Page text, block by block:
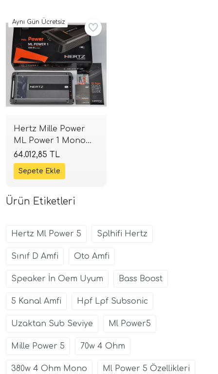
Hertz Mille Power
ML Power 1 Mono
Amfi | 1000W RMS
Class-D | SPLHIFI
64.012,85 TL
Aynı Gün Ücretsiz
Ürün Etiketleri
Hertz Ml Power 5 Splhifi Hertz
Sınıf D Amfi Oto Amfi
Speaker İn Oem Uyum Bass Boost
5 Kanal Amfi Hpf Lpf Subsonic
Uzaktan Sub Seviye Ml Power5
Mille Power 5 70w 4 Ohm
380w 4 Ohm Mono Ml Power 5 Özellikleri